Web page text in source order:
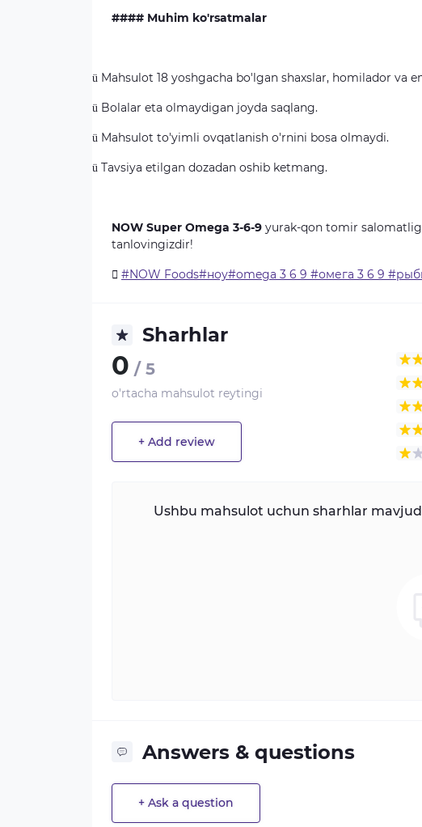
#### Muhim ko'rsatmalar
ü Mahsulot 18 yoshgacha bo'lgan shaxslar, homilador va
ü Bolalar eta olmaydigan joyda saqlang.
ü Mahsulot to'yimli ovqatlanish o'rnini bosa olmaydi.
ü Tavsiya etilgan dozadan oshib ketmang.
NOW Super Omega 3-6-9 yurak-qon tomir
tanlovingizdir!
#NOW Foods#ноу#omega 3 6 9 #омега 3 6 9
Sharhlar
0 / 5
o'rtacha mahsulot reytingi
+ Add review
Ushbu mahsulot uchun sharhlar
Answers & questions
+ Ask a question